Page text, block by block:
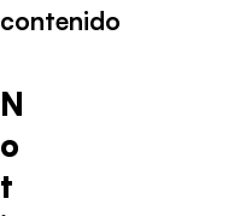
contenido
N
o
t